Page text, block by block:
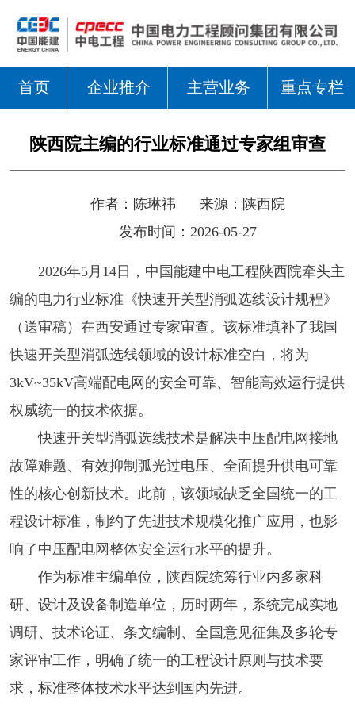
首页 企业推介 主营业务 重点专栏
陕西院主编的行业标准通过专家组审查
作者： 陈琳祎 来源： 陕西院
发布时间：2026-05-27
2026年5月14日，中国能建中电工程陕西院牵头主
编的电力行业标准《快速开关型消弧选线设计规程》
（送审稿）在西安通过专家审查。该标准填补了我国
快速开关型消弧选线领域的设计标准空白，将为
3kV~35kV高端配电网的安全可靠、智能高效运行提供
权威统一的技术依据。
快速开关型消弧选线技术是解决中压配电网接地
故障难题、有效抑制弧光过电压、全面提升供电可靠
性的核心创新技术。此前，该领域缺乏全国统一的工
程设计标准，制约了先进技术规模化推广应用，也影
响了中压配电网整体安全运行水平的提升。
作为标准主编单位，陕西院统筹行业内多家科
研、设计及设备制造单位，历时两年，系统完成实地
调研、技术论证、条文编制、全国意见征集及多轮专
家评审工作，明确了统一的工程设计原则与技术要
求，标准整体技术水平达到国内先进。